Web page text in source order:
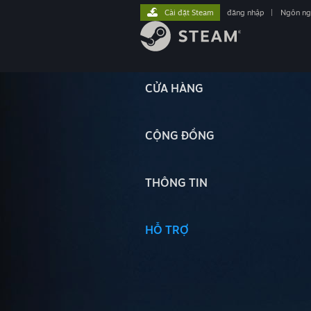
CỬA HÀNG
CỘNG ĐỒNG
THÔNG TIN
HỖ TRỢ
Cài đặt Steam đăng nhập Ngôn